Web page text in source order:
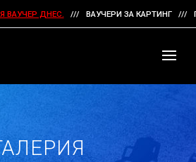
ДНЕС./// ВАУЧЕРИ ЗА КАРТИНГ ///